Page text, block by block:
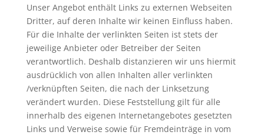
Unser Angebot enthält Links zu externen Webseiten
Dritter, auf deren Inhalte wir keinen Einfluss haben.
Für die Inhalte der verlinkten Seiten ist stets der
jeweilige Anbieter oder Betreiber der Seiten
verantwortlich. Deshalb distanzieren wir uns hiermit
ausdrücklich von allen Inhalten aller verlinkten
/verknüpften Seiten, die nach der Linksetzung
verändert wurden. Diese Feststellung gilt für alle
innerhalb des eigenen Internetangebotes gesetzten
Links und Verweise sowie für Fremdeinträge in vom